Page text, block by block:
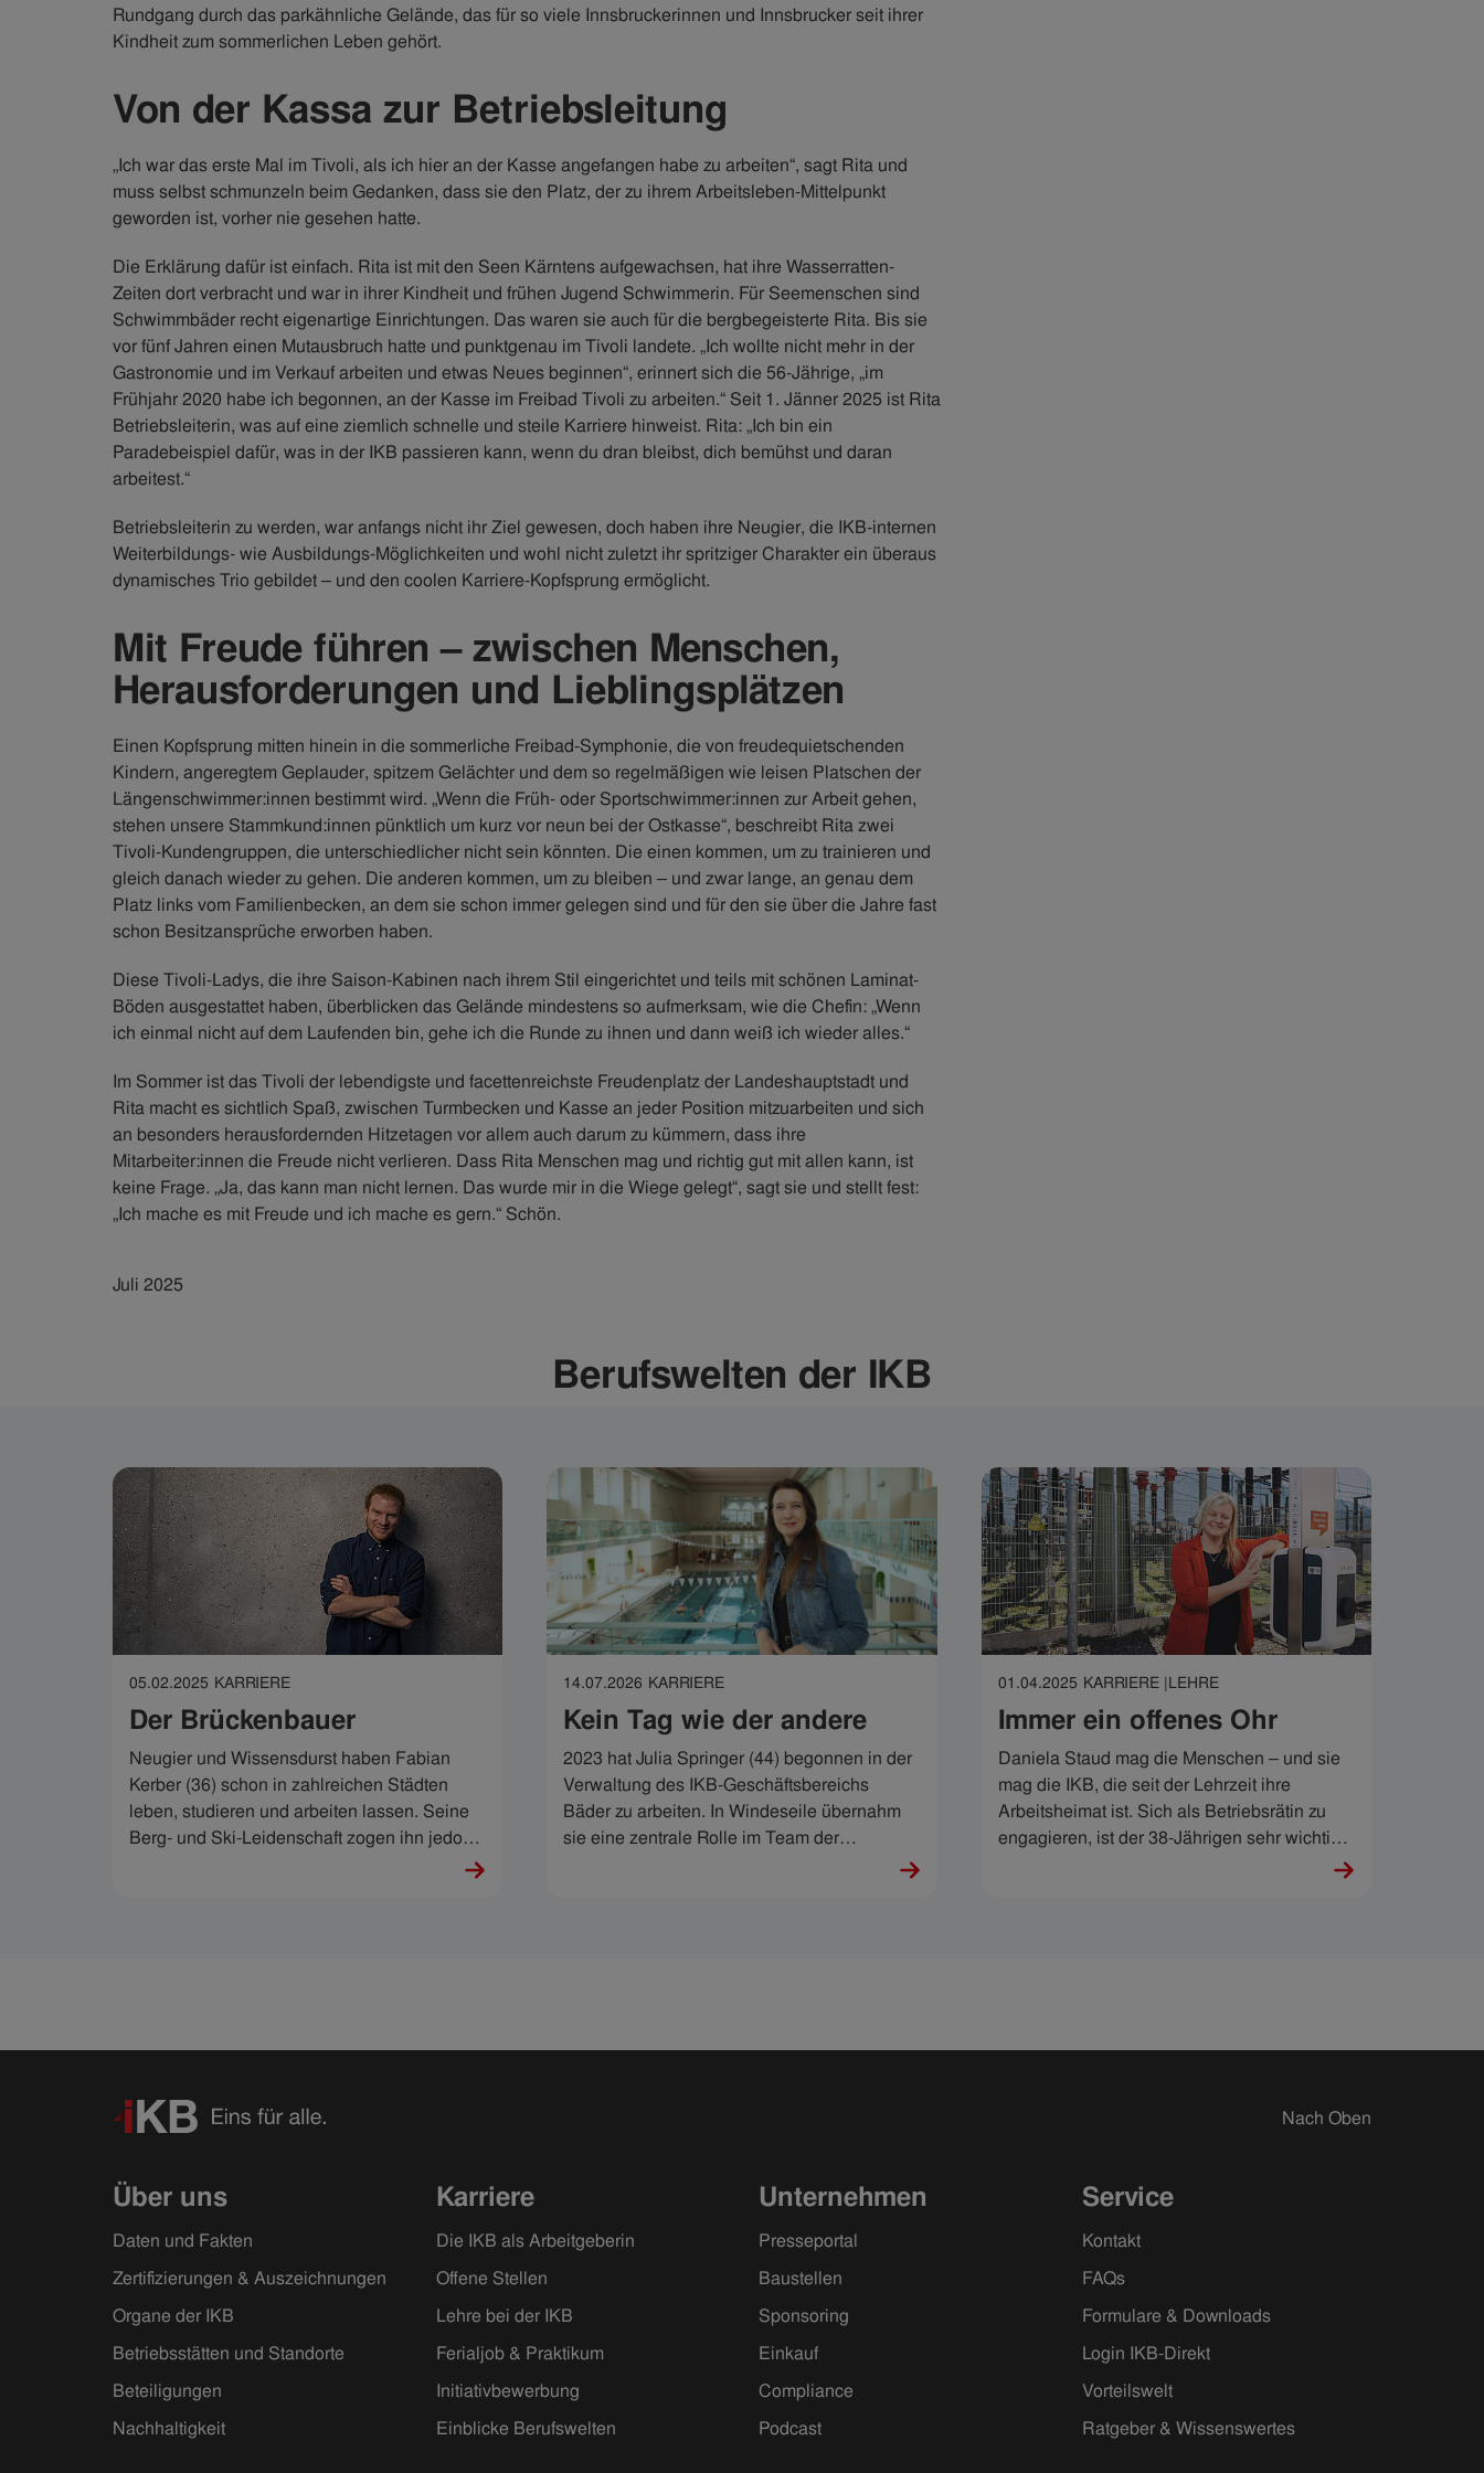
Rundgang durch das parkähnliche Gelände, das für so viele Innsbruckerinnen und Innsbrucker seit ihrer
Kindheit zum sommerlichen Leben gehört.
Von der Kassa zur Betriebsleitung
„Ich war das erste Mal im Tivoli, als ich hier an der Kasse angefangen habe zu arbeiten“, sagt Rita und
muss selbst schmunzeln beim Gedanken, dass sie den Platz, der zu ihrem Arbeitsleben-Mittelpunkt
geworden ist, vorher nie gesehen hatte.
Die Erklärung dafür ist einfach. Rita ist mit den Seen Kärntens aufgewachsen, hat ihre Wasserratten-
Zeiten dort verbracht und war in ihrer Kindheit und frühen Jugend Schwimmerin. Für Seemenschen sind
Schwimmbäder recht eigenartige Einrichtungen. Das waren sie auch für die bergbegeisterte Rita. Bis sie
vor fünf Jahren einen Mutausbruch hatte und punktgenau im Tivoli landete. „Ich wollte nicht mehr in der
Gastronomie und im Verkauf arbeiten und etwas Neues beginnen“, erinnert sich die 56-Jährige, „im
Frühjahr 2020 habe ich begonnen, an der Kasse im Freibad Tivoli zu arbeiten.“ Seit 1. Jänner 2025 ist Rita
Betriebsleiterin, was auf eine ziemlich schnelle und steile Karriere hinweist. Rita: „Ich bin ein
Paradebeispiel dafür, was in der IKB passieren kann, wenn du dran bleibst, dich bemühst und daran
arbeitest.“
Betriebsleiterin zu werden, war anfangs nicht ihr Ziel gewesen, doch haben ihre Neugier, die IKB-internen
Weiterbildungs- wie Ausbildungs-Möglichkeiten und wohl nicht zuletzt ihr spritziger Charakter ein überaus
dynamisches Trio gebildet – und den coolen Karriere-Kopfsprung ermöglicht.
Mit Freude führen – zwischen Menschen,
Herausforderungen und Lieblingsplätzen
Einen Kopfsprung mitten hinein in die sommerliche Freibad-Symphonie, die von freudequietschenden
Kindern, angeregtem Geplauder, spitzem Gelächter und dem so regelmäßigen wie leisen Platschen der
Längenschwimmer:innen bestimmt wird. „Wenn die Früh- oder Sportschwimmer:innen zur Arbeit gehen,
stehen unsere Stammkund:innen pünktlich um kurz vor neun bei der Ostkasse“, beschreibt Rita zwei
Tivoli-Kundengruppen, die unterschiedlicher nicht sein könnten. Die einen kommen, um zu trainieren und
gleich danach wieder zu gehen. Die anderen kommen, um zu bleiben – und zwar lange, an genau dem
Platz links vom Familienbecken, an dem sie schon immer gelegen sind und für den sie über die Jahre fast
schon Besitzansprüche erworben haben.
Diese Tivoli-Ladys, die ihre Saison-Kabinen nach ihrem Stil eingerichtet und teils mit schönen Laminat-
Böden ausgestattet haben, überblicken das Gelände mindestens so aufmerksam, wie die Chefin: „Wenn
ich einmal nicht auf dem Laufenden bin, gehe ich die Runde zu ihnen und dann weiß ich wieder alles.“
Im Sommer ist das Tivoli der lebendigste und facettenreichste Freudenplatz der Landeshauptstadt und
Rita macht es sichtlich Spaß, zwischen Turmbecken und Kasse an jeder Position mitzuarbeiten und sich
an besonders herausfordernden Hitzetagen vor allem auch darum zu kümmern, dass ihre
Mitarbeiter:innen die Freude nicht verlieren. Dass Rita Menschen mag und richtig gut mit allen kann, ist
keine Frage. „Ja, das kann man nicht lernen. Das wurde mir in die Wiege gelegt“, sagt sie und stellt fest:
„Ich mache es mit Freude und ich mache es gern.“ Schön.
Juli 2025
Berufswelten der IKB
05.02.2025 KARRIERE
Der Brückenbauer
Neugier und Wissensdurst haben Fabian
Kerber (36) schon in zahlreichen Städten
leben, studieren und arbeiten lassen. Seine
Berg- und Ski-Leidenschaft zogen ihn jedoch
wie magisch zurück nach Tirol, wo er in der
14.07.2026 KARRIERE
Kein Tag wie der andere
2023 hat Julia Springer (44) begonnen in der
Verwaltung des IKB-Geschäftsbereichs
Bäder zu arbeiten. In Windeseile übernahm
sie eine zentrale Rolle im Team der
01.04.2025 KARRIERE |LEHRE
Immer ein offenes Ohr
Daniela Staud mag die Menschen – und sie
mag die IKB, die seit der Lehrzeit ihre
Arbeitsheimat ist. Sich als Betriebsrätin zu
engagieren, ist der 38-Jährigen sehr wichtig
und das ist sehr schön für ihre Kolleg:innen.
Nach Oben
Über uns
Daten und Fakten
Zertifizierungen & Auszeichnungen
Organe der IKB
Betriebsstätten und Standorte
Beteiligungen
Nachhaltigkeit
Karriere
Die IKB als Arbeitgeberin
Offene Stellen
Lehre bei der IKB
Ferialjob & Praktikum
Initiativbewerbung
Einblicke Berufswelten
Unternehmen
Presseportal
Baustellen
Sponsoring
Einkauf
Compliance
Podcast
Service
Kontakt
FAQs
Formulare & Downloads
Login IKB-Direkt
Vorteilswelt
Ratgeber & Wissenswertes